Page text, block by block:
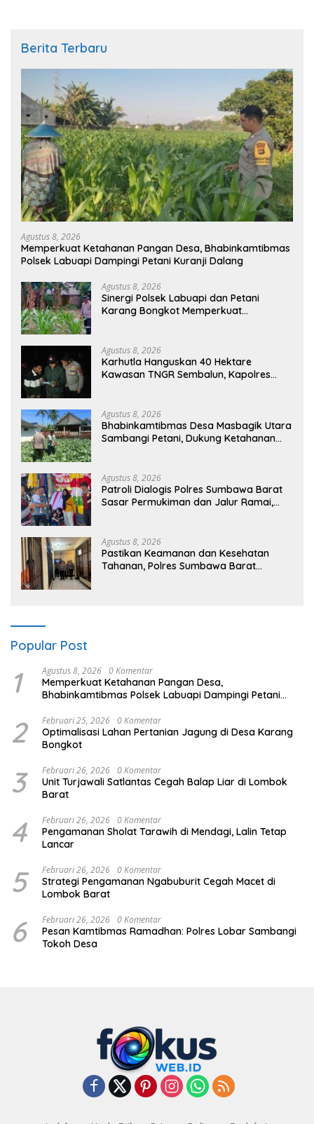
Berita Terbaru
Agustus 8, 2026
Memperkuat Ketahanan Pangan Desa, Bhabinkamtibmas
Polsek Labuapi Dampingi Petani Kuranji Dalang
Agustus 8, 2026
Sinergi Polsek Labuapi dan Petani
Karang Bongkot Memperkuat
Agustus 8, 2026
Karhutla Hanguskan 40 Hektare
Kawasan TNGR Sembalun, Kapolres
Agustus 8, 2026
Bhabinkamtibmas Desa Masbagik Utara
Sambangi Petani, Dukung Ketahanan
Agustus 8, 2026
Patroli Dialogis Polres Sumbawa Barat
Sasar Permukiman dan Jalur Ramai,
Agustus 8, 2026
Pastikan Keamanan dan Kesehatan
Tahanan, Polres Sumbawa Barat
Popular Post
1 Agustus 8, 2026 0 Komentar
Memperkuat Ketahanan Pangan Desa,
Bhabinkamtibmas Polsek Labuapi Dampingi Petani
2 Februari 25, 2026 0 Komentar
Optimalisasi Lahan Pertanian Jagung di Desa Karang
Bongkot
3 Februari 26, 2026 0 Komentar
Unit Turjawali Satlantas Cegah Balap Liar di Lombok
Barat
4 Februari 26, 2026 0 Komentar
Pengamanan Sholat Tarawih di Mendagi, Lalin Tetap
Lancar
5 Februari 26, 2026 0 Komentar
Strategi Pengamanan Ngabuburit Cegah Macet di
Lombok Barat
6 Februari 26, 2026 0 Komentar
Pesan Kamtibmas Ramadhan: Polres Lobar Sambangi
Tokoh Desa